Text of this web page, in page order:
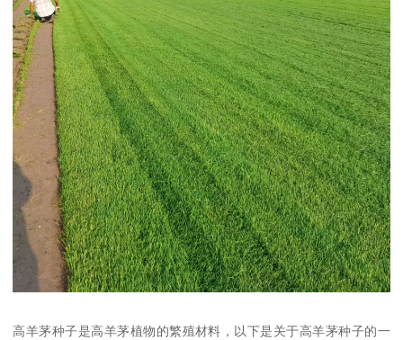
高羊茅种子是高羊茅植物的繁殖材料，以下是关于高羊茅种子的一